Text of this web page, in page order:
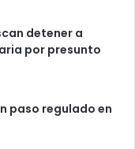
detener a
por presunto
paso regulado en